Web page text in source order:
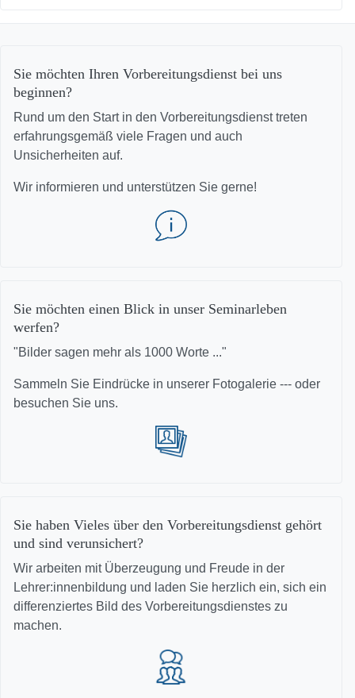
Sie möchten Ihren Vorbereitungsdienst bei uns
beginnen?
Rund um den Start in den Vorbereitungsdienst treten
erfahrungsgemäß viele Fragen und auch
Unsicherheiten auf.
Wir informieren und unterstützen Sie gerne!
Sie möchten einen Blick in unser Seminarleben
werfen?
"Bilder sagen mehr als 1000 Worte ..."
Sammeln Sie Eindrücke in unserer Fotogalerie --- oder
besuchen Sie uns.
Sie haben Vieles über den Vorbereitungsdienst gehört
und sind verunsichert?
Wir arbeiten mit Überzeugung und Freude in der
Lehrer:innenbildung und laden Sie herzlich ein, sich ein
differenziertes Bild des Vorbereitungsdienstes zu
machen.